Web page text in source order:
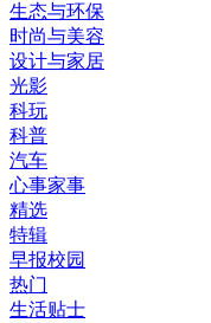
生态与环保
时尚与美容
设计与家居
光影
科玩
科普
汽车
心事家事
精选
特辑
早报校园
热门
生活贴士